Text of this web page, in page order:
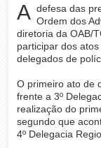
A defesa das
Ordem dos
diretoria da OAB/
participar dos
delegados de
O primeiro ato de
frente a 3º
realização do
segundo que
4º Delegacia